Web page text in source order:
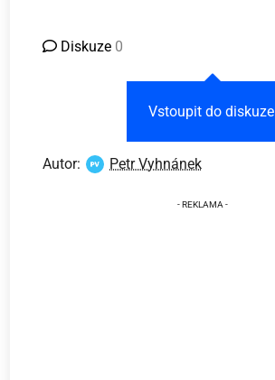
Diskuze 0
Vstoupit do diskuze
Autor: Petr Vyhnánek